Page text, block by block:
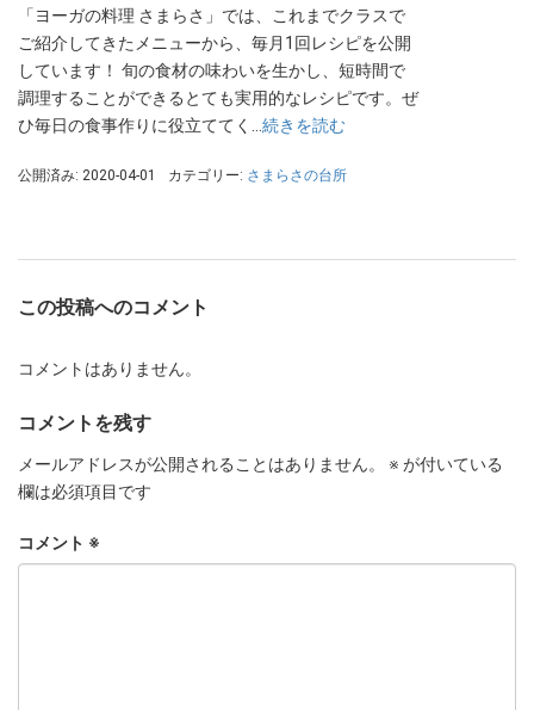
「ヨーガの料理 さまらさ」では、これまでクラスで
ご紹介してきたメニューから、毎月1回レシピを公開
しています！ 旬の食材の味わいを生かし、短時間で
調理することができるとても実用的なレシピです。ぜ
ひ毎日の食事作りに役立ててく… 続きを読む
公開済み: 2020-04-01 カテゴリー: さまらさの台所
この投稿へのコメント
コメントはありません。
コメントを残す
メールアドレスが公開されることはありません。 ※ が付いている
欄は必須項目です
コメント ※